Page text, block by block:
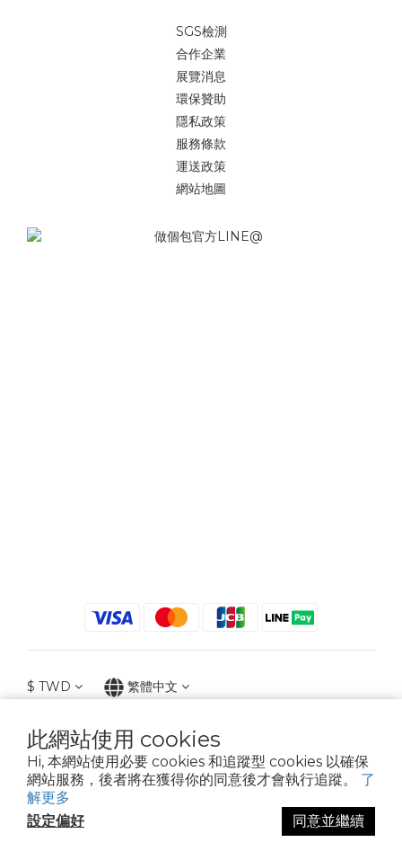
此網站使用 cookies
Hi, 本網站使用必要 cookies 和追蹤型 cookies 以確保
網站服務，後者將在獲得你的同意後才會執行追蹤。 了
解更多
設定偏好
同意並繼續
SGS檢測
合作企業
展覽消息
環保贊助
隱私政策
服務條款
運送政策
網站地圖
$ TWD 繁體中文
2021 © iGreenbag | DoaBag | Working Hrs 8:30 - 18:00｜新北市新莊區中正路
659-5號3樓 | 02-2903-8800 | 統編 : 28396448 (唯一統編無關係企業)